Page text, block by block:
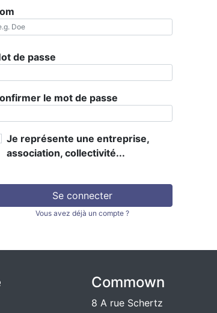
de passe
le mot de passe
Je représente une entreprise,
association, collectivité...
Se connecter
Vous avez déjà un compte ?
Commown
8 A rue Schertz